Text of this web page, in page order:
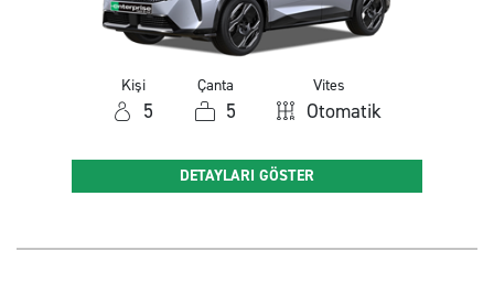
Kişi
5
Çanta
5
Vites
Otomatik
DETAYLARI GÖSTER